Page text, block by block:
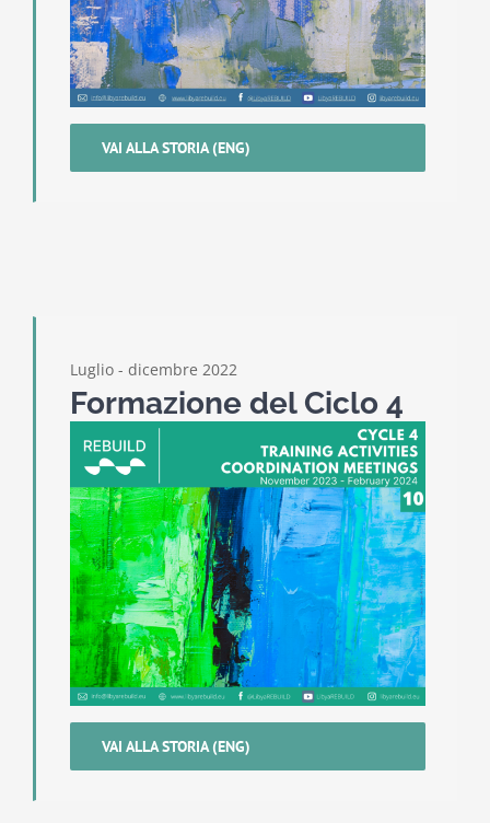
VAI ALLA STORIA (ENG)
Luglio - dicembre 2022
Formazione del Ciclo 4
VAI ALLA STORIA (ENG)